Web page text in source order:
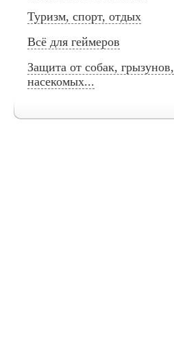
Туризм, спорт, отдых
Всё для геймеров
Защита от собак, грызунов,
насекомых...